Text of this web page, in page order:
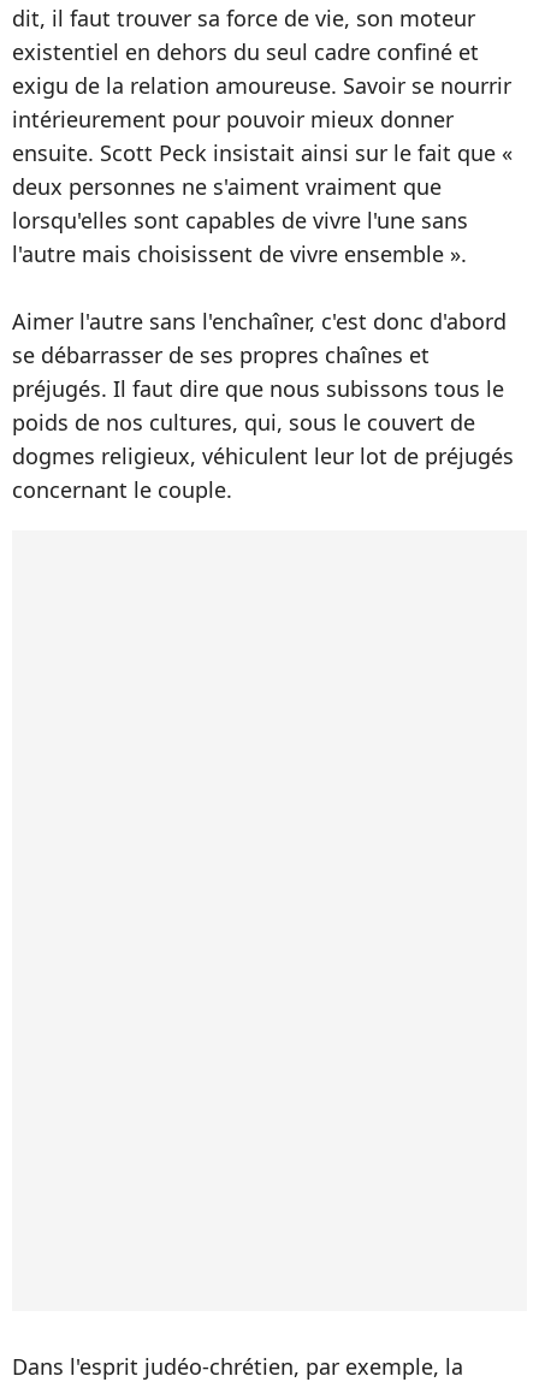
dit, il faut trouver sa force de vie, son moteur
existentiel en dehors du seul cadre confiné et
exigu de la relation amoureuse. Savoir se nourrir
intérieurement pour pouvoir mieux donner
ensuite. Scott Peck insistait ainsi sur le fait que «
deux personnes ne s'aiment vraiment que
lorsqu'elles sont capables de vivre l'une sans
l'autre mais choisissent de vivre ensemble ».
Aimer l'autre sans l'enchaîner, c'est donc d'abord
se débarrasser de ses propres chaînes et
préjugés. Il faut dire que nous subissons tous le
poids de nos cultures, qui, sous le couvert de
dogmes religieux, véhiculent leur lot de préjugés
concernant le couple.
Dans l'esprit judéo-chrétien, par exemple, la